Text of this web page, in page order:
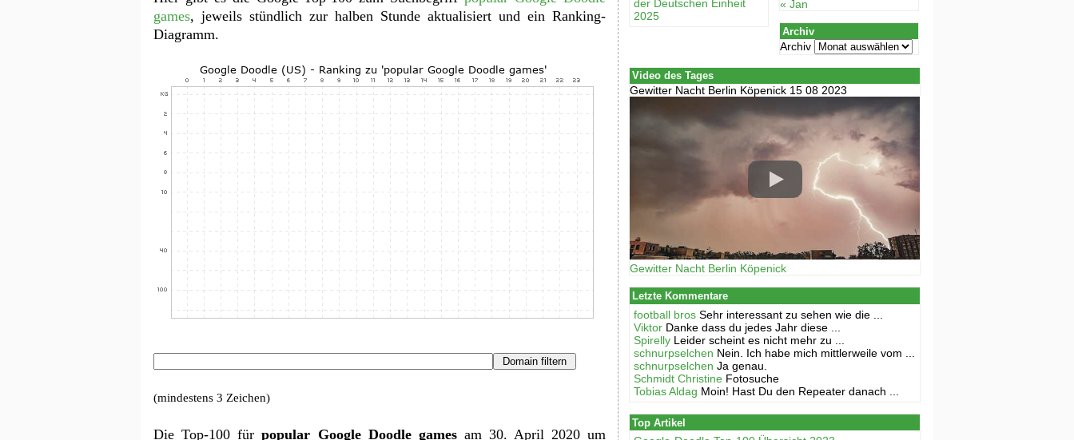
games, jeweils stündlich zur halben Stunde aktualisiert und ein Ranking-
Diagramm.
(mindestens 3 Zeichen)
Die Top-100 fürpopular Google Doodle gamesam 30. April 2020 um
der Deutschen Einheit
2025
« Jan
Archiv
Archiv
Video des Tages
Gewitter Nacht Berlin Köpenick 15 08 2023
Gewitter Nacht Berlin Köpenick
Letzte Kommentare
football bros Sehr interessant zu sehen wie die ...
Viktor Danke dass du jedes Jahr diese ...
Spirelly Leider scheint es nicht mehr zu ...
schnurpselchen Nein. Ich habe mich mittlerweile vom ...
schnurpselchen Ja genau.
Schmidt Christine Fotosuche
Tobias Aldag Moin! Hast Du den Repeater danach ...
Top Artikel